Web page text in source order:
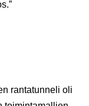
rantatunneli oli